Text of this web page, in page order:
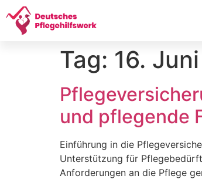
Tag: 16.
und pflegende
Einführung in die
Unterstützung für
Anforderungen an die Pflege